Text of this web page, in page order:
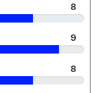
8
9
8